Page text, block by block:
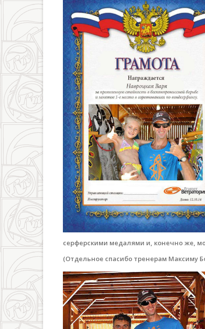
varya.jpg
серферскими медалями и, конечно же,
(Отдельное спасибо тренерам Максиму
dsc_0430_fhdr.jpg